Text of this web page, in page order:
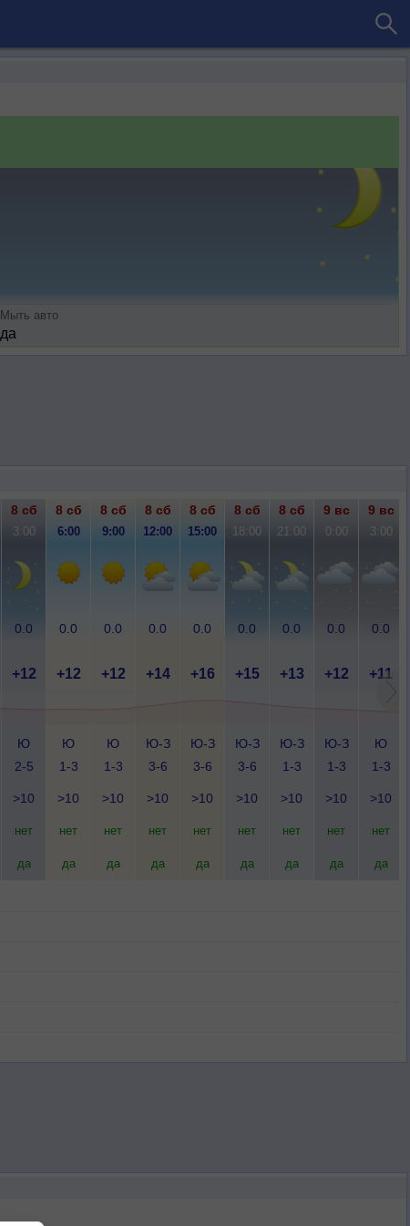
Мыть авто
да
8 сб 8 сб 8 сб 8 сб 8 сб 8 сб 8 сб 9 вс 9 вс
3:00 6:00 9:00 12:00 15:00 18:00 21:00 0:00 3:00
0.0 0.0 0.0 0.0 0.0 0.0 0.0 0.0 0.0
+12 +12 +12 +14 +16 +15 +13 +12 +11
Ю
2-5
Ю
1-3
Ю
1-3
Ю-З
3-6
Ю-З
3-6
Ю-З
3-6
Ю-З
1-3
Ю-З
1-3
Ю
1-3
>10 >10 >10 >10 >10 >10 >10 >10 >10
нет нет нет нет нет нет нет нет нет
да да да да да да да да да